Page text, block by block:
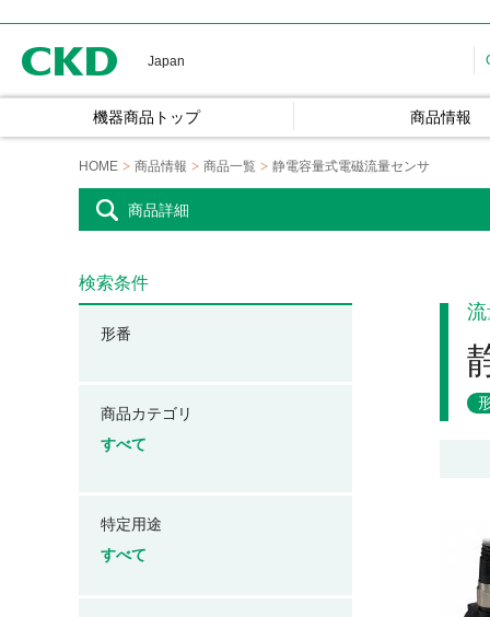
Japan
機器商品トップ 商品情報
HOME 商品情報 商品一覧 静電容量式電磁流量センサ
商品詳細
検索条件
形番
商品カテゴリ
すべて
特定用途
すべて